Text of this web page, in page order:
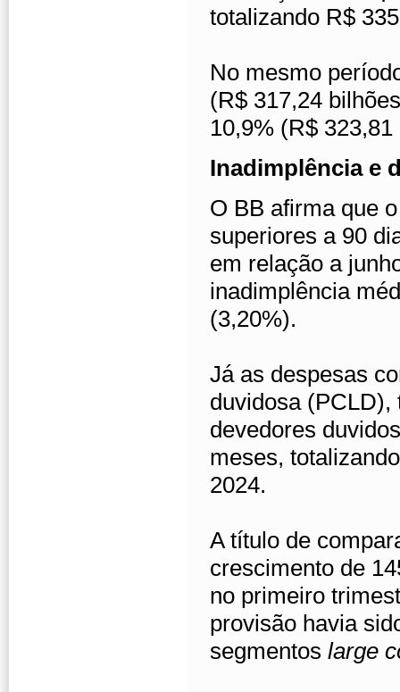
totalizando R$
No mesmo
(R$ 317,24
10,9% (R$
Inadimplência e
O BB afirma que
superiores a 90
em relação a
inadimplência
(3,20%).
Já as despesas
duvidosa (PCLD),
devedores
meses,
2024.
A título de
crescimento de
no primeiro
provisão havia
segmentos large